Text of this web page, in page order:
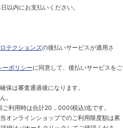
以内にお支払いください。
テクションズの後払いサービスが適用さ
ーポリシーに同意して、後払いサービスをご
は審査通過後になります。
。
利用時は合計20，000(税込)迄です。
オンラインショップでのご利用限度額は累